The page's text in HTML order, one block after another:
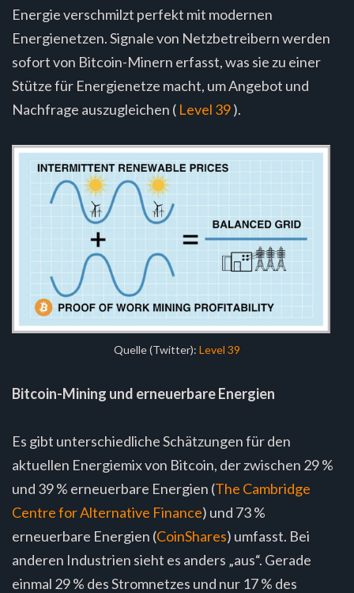
Energie verschmilzt perfekt mit modernen
Energienetzen. Signale von Netzbetreibern werden
sofort von Bitcoin-Minern erfasst, was sie zu einer
Stütze für Energienetze macht, um Angebot und
Nachfrage auszugleichen ( Level 39).
Quelle (Twitter): Level 39
Bitcoin-Mining und erneuerbare Energien
Es gibt unterschiedliche Schätzungen für den
aktuellen Energiemix von Bitcoin, der zwischen 29 %
und 39 % erneuerbare Energien (The Cambridge
Centre for Alternative Finance) und 73 %
erneuerbare Energien (CoinShares) umfasst. Bei
anderen Industrien sieht es anders „aus“. Gerade
einmal 29 % des Stromnetzes und nur 17 % des